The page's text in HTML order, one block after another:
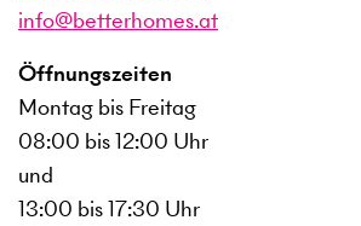
info@betterhomes.at
Öffnungszeiten
Montag bis Freitag
08:00 bis 12:00 Uhr
und
13:00 bis 17:30 Uhr